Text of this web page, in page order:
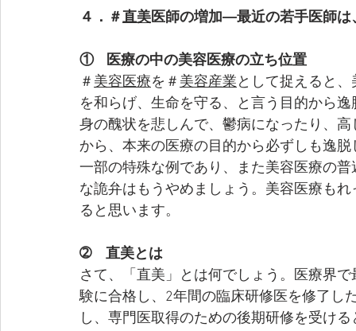
４．＃直美医師の増加―最近の若手医師
①    医療の中の美容医療の立ち位置
＃ 美容医療を＃ 美容産業として捉えると
を和らげ、生命を守る、と言う目的から
身の醜状を悲しんで、鬱病になったり、
から、本来の医療の目的から必ずしも逸
一部の特殊な例であり、また美容医療の
な詭弁はもうやめましょう。美容医療も
ると思います。
➁　直美とは
さて、「直美」とは何でしょう。医療界
験に合格し、2年間の臨床研修医を修了し
し、専門医取得のための後期研修を受け